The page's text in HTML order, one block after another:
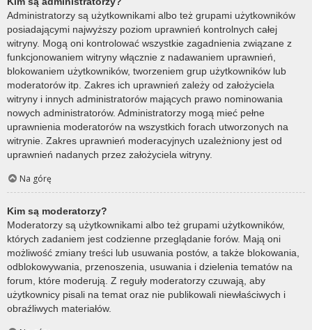
Administratorzy są użytkownikami albo też grupami użytkowników
posiadającymi najwyższy poziom uprawnień kontrolnych całej
witryny. Mogą oni kontrolować wszystkie zagadnienia związane z
funkcjonowaniem witryny włącznie z nadawaniem uprawnień,
blokowaniem użytkowników, tworzeniem grup użytkowników lub
moderatorów itp. Zakres ich uprawnień zależy od założyciela
witryny i innych administratorów mających prawo nominowania
nowych administratorów. Administratorzy mogą mieć pełne
uprawnienia moderatorów na wszystkich forach utworzonych na
witrynie. Zakres uprawnień moderacyjnych uzależniony jest od
uprawnień nadanych przez założyciela witryny.
Na górę
Kim są moderatorzy?
Moderatorzy są użytkownikami albo też grupami użytkowników,
których zadaniem jest codzienne przeglądanie forów. Mają oni
możliwość zmiany treści lub usuwania postów, a także blokowania,
odblokowywania, przenoszenia, usuwania i dzielenia tematów na
forum, które moderują. Z reguły moderatorzy czuwają, aby
użytkownicy pisali na temat oraz nie publikowali niewłaściwych i
obraźliwych materiałów.